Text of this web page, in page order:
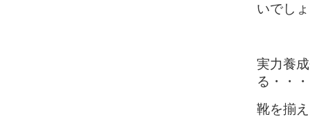
いでし
実力養
る・・
靴を揃